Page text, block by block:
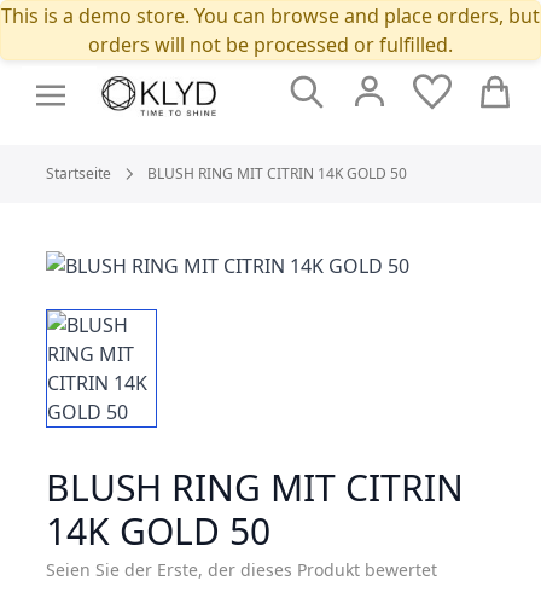
This is a demo store. You can browse and place orders, but
orders will not be processed or fulfilled.
Suche
Cart
Startseite BLUSH RING MIT CITRIN 14K GOLD 50
BLUSH RING MIT CITRIN
14K GOLD 50
Seien Sie der Erste, der dieses Produkt bewertet